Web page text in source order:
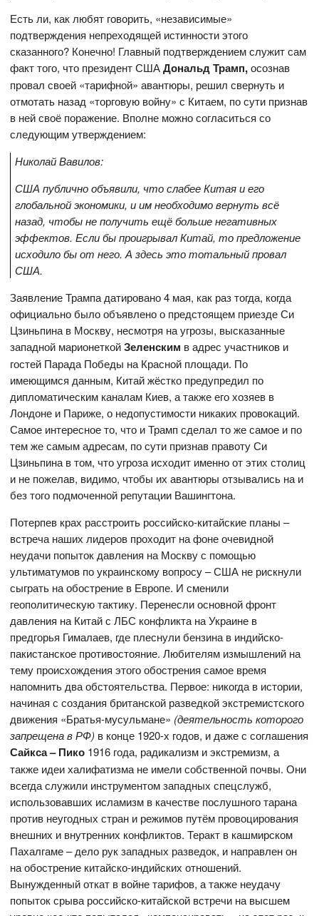
Есть ли, как любят говорить, «независимые»
подтверждения непреходящей истинности этого
сказанного? Конечно! Главный подтверждением служит сам
факт того, что президент СШАДональд Трамп,осознав
провал своей «тарифной» авантюры, решил свернуть и
отмотать назад «торговую войну» с Китаем, по сути признав
в ней своё поражение. Вполне можно согласиться со
следующим утверждением:
Николай Вавилов:
США публично объявили, что слабее Китая и его
глобальной экономики, и им необходимо вернуть всё
назад, чтобы не получить ещё больше негативных
эффектов. Если бы проигрывал Китай, то предложение
исходило бы от него. А здесь это тотальный провал
США.
Заявление Трампа датировано 4 мая, как раз тогда, когда
официально было объявлено о предстоящем приезде Си
Цзиньпина в Москву, несмотря на угрозы, высказанные
западной марионеткойЗеленским в адрес участников и
гостей Парада Победы на Красной площади. По
имеющимся данным, Китай жёстко предупредил по
дипломатическим каналам Киев, а также его хозяев в
Лондоне и Париже, о недопустимости никаких провокаций.
Самое интересное то, что и Трамп сделал то же самое и по
тем же самым адресам, по сути признав правоту Си
Цзиньпина в том, что угроза исходит именно от этих столиц
и не пожелав, видимо, чтобы их авантюры отзывались на и
без того подмоченной репутации Вашингтона.
Потерпев крах расстроить российско-китайские планы –
встреча наших лидеров проходит на фоне очевидной
неудачи попыток давления на Москву с помощью
ультиматумов по украинскому вопросу – США не рискнули
сыграть на обострение в Европе. И сменили
геополитическую тактику. Перенесли основной фронт
давления на Китай с ЛБС конфликта на Украине в
предгорья Гималаев, где плеснули бензина в индийско-
пакистанское противостояние. Любителям измышлений на
тему происхождения этого обострения самое время
напомнить два обстоятельства. Первое: никогда в истории,
начиная с создания британской разведкой экстремистского
движения «Братья-мусульмане» (деятельность которого
запрещена в РФ) в конце 1920-х годов, и даже с соглашения
Сайкса – Пико 1916 года, радикализм и экстремизм, а
также идеи халифатизма не имели собственной почвы. Они
всегда служили инструментом западных спецслужб,
использовавших исламизм в качестве послушного тарана
против неугодных стран и режимов путём провоцирования
внешних и внутренних конфликтов. Теракт в кашмирском
Пахалгаме – дело рук западных разведок, и направлен он
на обострение китайско-индийских отношений.
Вынужденный откат в войне тарифов, а также неудачу
попыток срыва российско-китайской встречи на высшем